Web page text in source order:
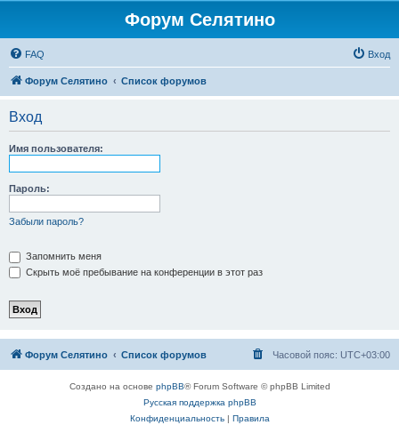
Форум Селятино
FAQ Вход
Форум Селятино Список форумов
Вход
Имя пользователя:
Пароль:
Забыли пароль?
Запомнить меня
Скрыть моё пребывание на конференции в этот раз
Форум Селятино Список форумов Часовой пояс: UTC+03:00
Создано на основе phpBB® Forum Software © phpBB Limited
Русская поддержка phpBB
Конфиденциальность| Правила